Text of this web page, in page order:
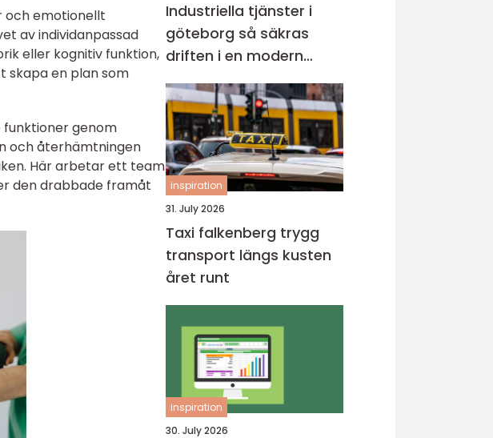
och emotionellt
av individanpassad
eller kognitiv funktion,
skapa en plan som
genom
och återhämtningen
Här arbetar ett team
den drabbade framåt
Industriella tjänster i
göteborg så säkras
driften i en modern
industristad
inspiration
31. July 2026
Taxi falkenberg trygg
transport längs kusten
året runt
inspiration
30. July 2026